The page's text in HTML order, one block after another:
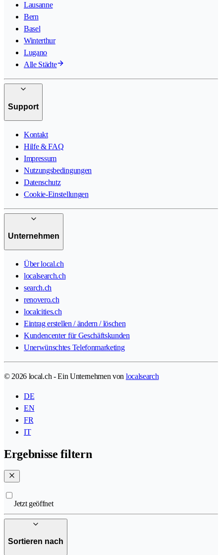
Lausanne
Bern
Basel
Winterthur
Lugano
Alle Städte
Support
Kontakt
Hilfe & FAQ
Impressum
Nutzungsbedingungen
Datenschutz
Cookie-Einstellungen
Unternehmen
Über local.ch
localsearch.ch
search.ch
renovero.ch
localcities.ch
Eintrag erstellen / ändern / löschen
Kundencenter für Geschäftskunden
Unerwünschtes Telefonmarketing
© 2026 local.ch - Ein Unternehmen von localsearch
DE
EN
FR
IT
Ergebnisse filtern
Jetzt geöffnet
Sortieren nach